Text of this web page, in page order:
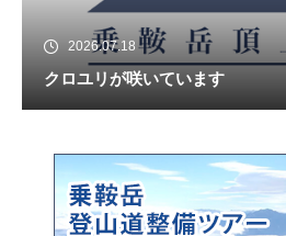
2026.07.18
クロユリが咲いています